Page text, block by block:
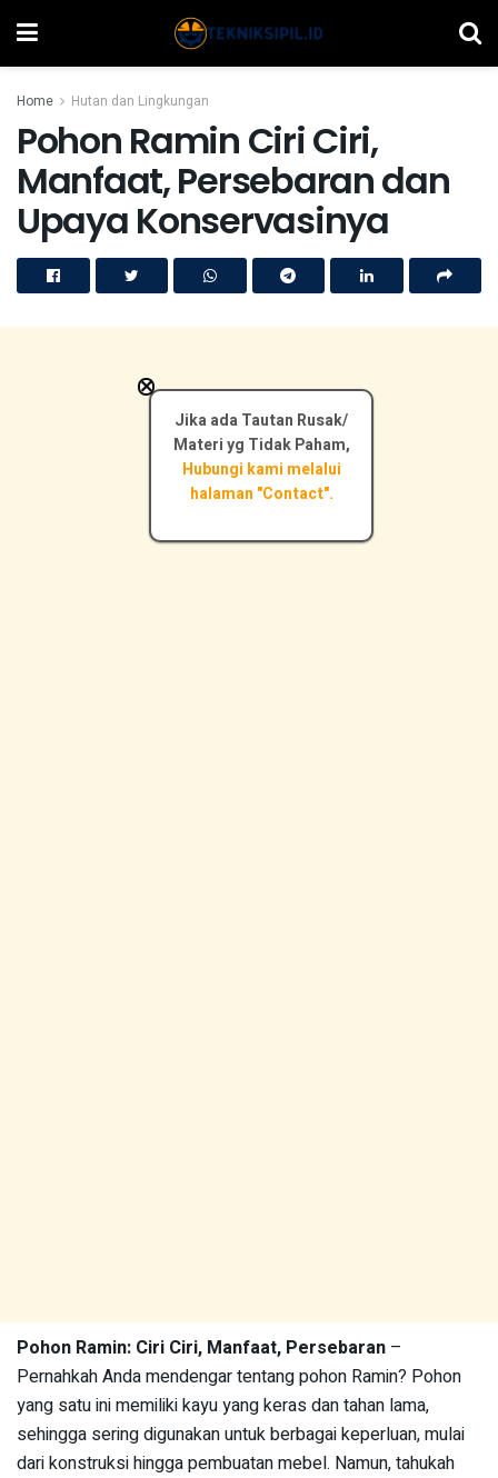
Home Hutan dan Lingkungan
Pohon Ramin Ciri Ciri,
Manfaat, Persebaran dan
Upaya Konservasinya
Pohon Ramin: Ciri Ciri, Manfaat, Persebaran –
Pernahkah Anda mendengar tentang pohon Ramin? Pohon
yang satu ini memiliki kayu yang keras dan tahan lama,
sehingga sering digunakan untuk berbagai keperluan, mulai
dari konstruksi hingga pembuatan mebel. Namun, tahukah
Jika ada Tautan Rusak/
Materi yg Tidak Paham,
Hubungi kami melalui
halaman "Contact".
×